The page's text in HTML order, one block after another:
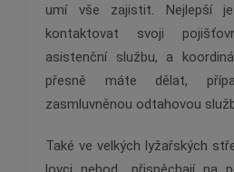
umí vše zajistit. Nejlepší
kontaktovat svoji
asistenční službu, a
přesně máte dělat,
zasmluvněnou odtahovou
Také ve velkých lyžařských